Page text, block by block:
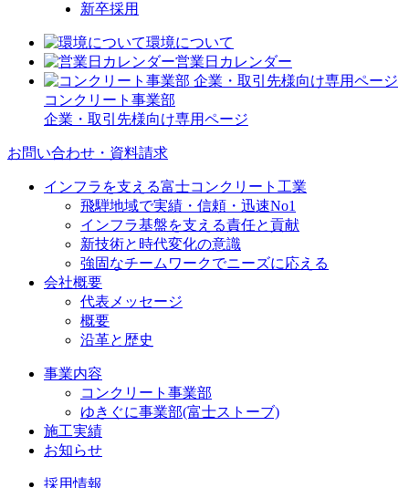
新卒採用
環境について
営業日カレンダー
コンクリート事業部
企業・取引先様向け専用ページ
お問い合わせ・資料請求
インフラを支える富士コンクリート工業
飛騨地域で実績・信頼・迅速No1
インフラ基盤を支える責任と貢献
新技術と時代変化の意識
強固なチームワークでニーズに応える
会社概要
代表メッセージ
概要
沿革と歴史
事業内容
コンクリート事業部
ゆきぐに事業部(富士ストーブ)
施工実績
お知らせ
採用情報